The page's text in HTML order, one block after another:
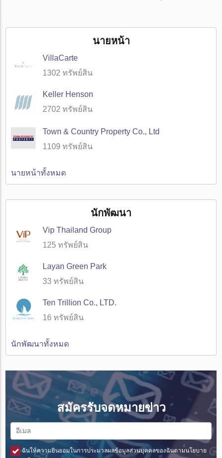
นายหน้า
VillaСarte
1302 ทรัพย์สิน
Keller Henson
2702 ทรัพย์สิน
Town & Country Property Co., Ltd
1109 ทรัพย์สิน
นายหน้าทั้งหมด
นักพัฒนา
Vip Thailand Group
125 ทรัพย์สิน
Layan Green Park
33 ทรัพย์สิน
Ten Trillion Co., LTD.
16 ทรัพย์สิน
นักพัฒนาทั้งหมด
สมัครรับจดหมายข่าว
ฉันให้ความยินยอมในการประมวลผลข้อมูลส่วนบุคคลของฉันตามนโยบาย